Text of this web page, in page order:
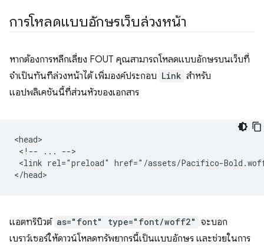
การโหลดแบบอักษรเว็บล่วงหน้า
หากต้องการหลีกเลี่ยง FOUT คุณสามารถโหลดแบบอักษรบนเว็บที่
จำเป็นทันทีล่วงหน้าได้ เพิ่มองค์ประกอบ Link สำหรับ
แอปพลิเคชันนี้ที่ส่วนหัวของเอกสาร
<head>
<!-- ... -->
<link rel="preload" href="/assets/Pacifico-
แอตทริบิวต์ as="font" type="font/woff2" จะบอก
เบราว์เซอร์ให้ดาวน์โหลดทรัพยากรนี้เป็นแบบอักษร และช่วยในการ